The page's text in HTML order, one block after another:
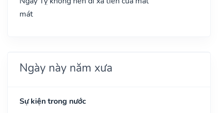
mát
Ngày này năm xưa
Sự kiện trong nước